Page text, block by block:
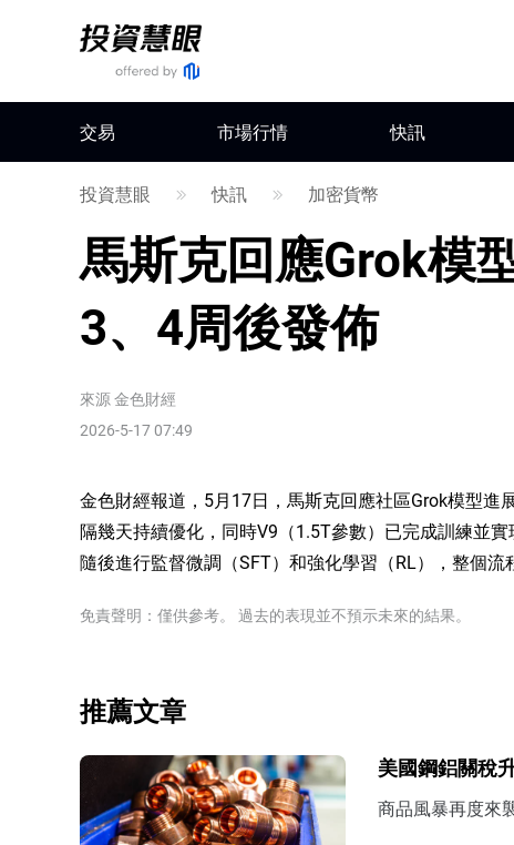
交易 市場行情 快訊
投資慧眼 快訊 加密貨幣
馬斯克回應Grok模
3、4周後發佈
來源金色財經
2026-5-17 07:49
金色財經報道，5月17日，馬斯克回應社區Grok模型
隔幾天持續優化，同時V9（1.5T參數）已完成訓練並
隨後進行監督微調（SFT）和強化學習（RL），整個流
免責聲明：僅供參考。 過去的表現並不預示未來的結果。
推薦文章
美國鋼鋁關稅
商品風暴再度來